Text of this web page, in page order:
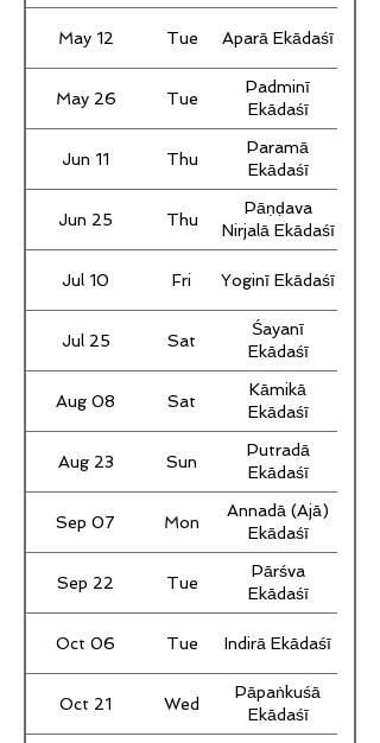
May 12 Tue Aparā Ekādaśī
May 26 Tue
Padminī
Ekādaśī
Jun 11 Thu
Paramā
Ekādaśī
Jun 25 Thu
Pāṇḍava
Nirjalā Ekādaśī
Jul 10 Fri Yoginī Ekādaśī
Jul 25 Sat
Śayanī
Ekādaśī
Aug 08 Sat
Kāmikā
Ekādaśī
Aug 23 Sun
Putradā
Ekādaśī
Sep 07 Mon
Annadā (Ajā)
Ekādaśī
Sep 22 Tue
Pārśva
Ekādaśī
Oct 06 Tue Indirā Ekādaśī
Oct 21 Wed
Pāpaṅkuśā
Ekādaśī